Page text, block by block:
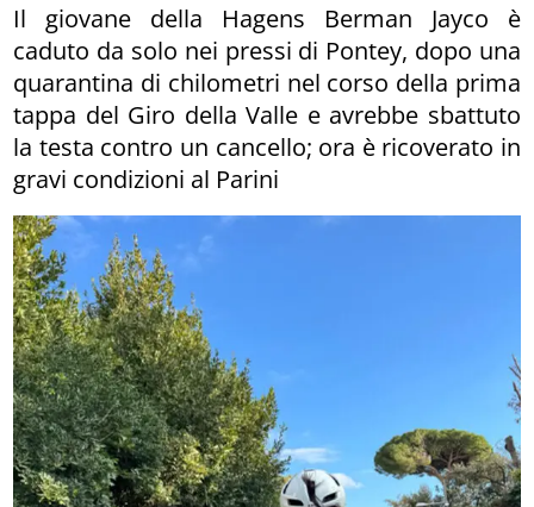
Il giovane della Hagens Berman Jayco è
caduto da solo nei pressi di Pontey, dopo una
quarantina di chilometri nel corso della prima
tappa del Giro della Valle e avrebbe sbattuto
la testa contro un cancello; ora è ricoverato in
gravi condizioni al Parini